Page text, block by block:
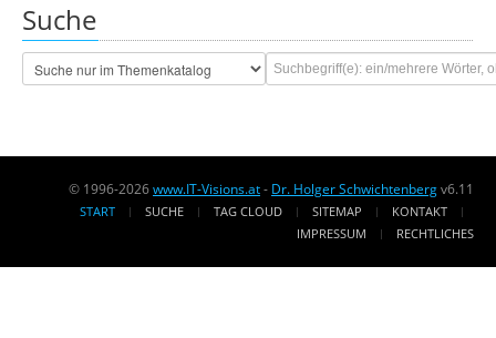
Suche
© 1996-2026www.IT-Visions.at- Dr. Holger Schwichtenbergv6.11
START SUCHE TAG CLOUD SITEMAP
KONTAKT
IMPRESSUM
RECHTLICHES